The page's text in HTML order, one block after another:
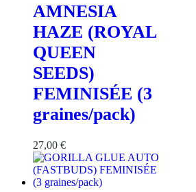
AMNESIA
HAZE (ROYAL
QUEEN
SEEDS)
FEMINISÉE (3
graines/pack)
27,00 €